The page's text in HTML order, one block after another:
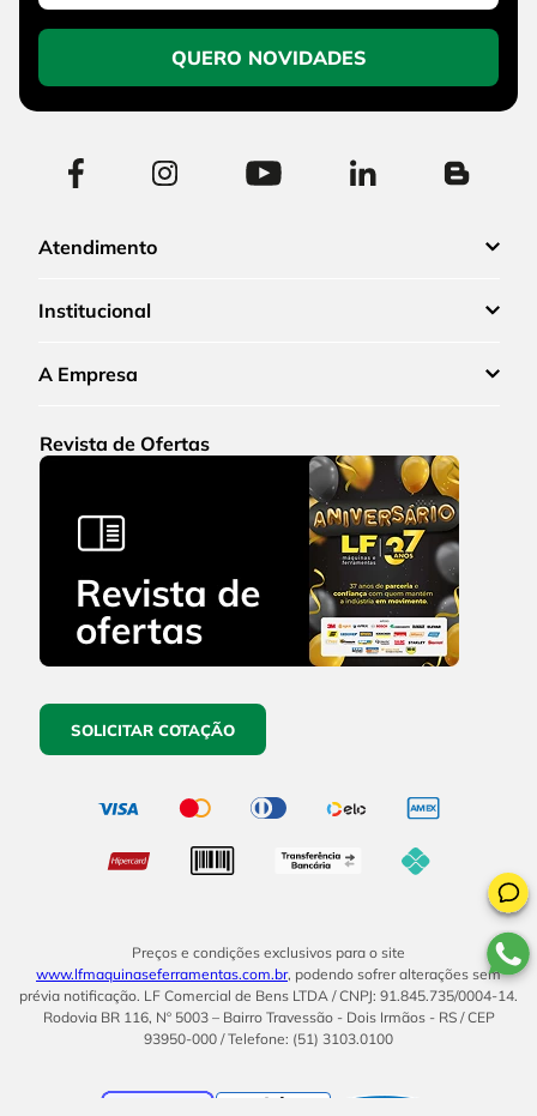
QUERO NOVIDADES
Atendimento
Institucional
A Empresa
Revista de Ofertas
SOLICITAR COTAÇÃO
Preços e condições exclusivos para o site
www.lfmaquinaseferramentas.com.br, podendo sofrer alterações sem
prévia notificação. LF Comercial de Bens LTDA / CNPJ: 91.845.735/0004-14.
Rodovia BR 116, Nº 5003 – Bairro Travessão - Dois Irmãos - RS / CEP
93950-000 / Telefone: (51) 3103.0100